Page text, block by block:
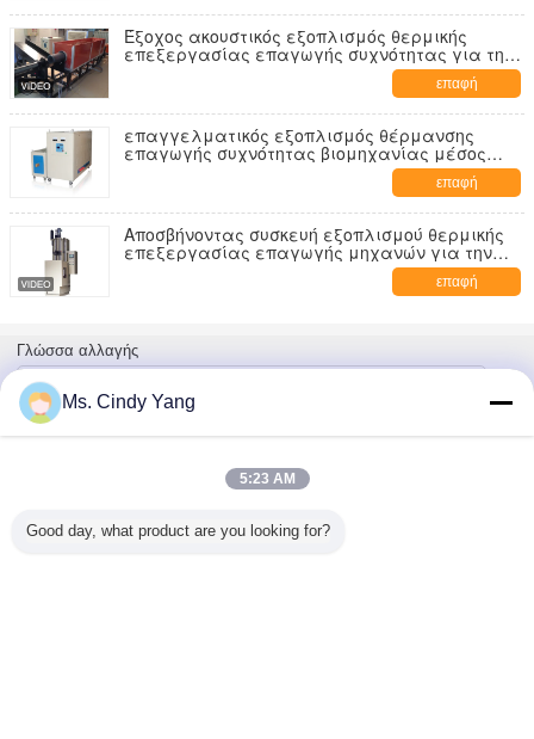
Έξοχος ακουστικός εξοπλισμός θερμικής
επεξεργασίας επαγωγής συχνότητας για την
επαφή
επαγγελματικός εξοπλισμός θέρμανσης
επαγωγής συχνότητας βιομηχανίας μέσος
επαφή
Αποσβήνοντας συσκευή εξοπλισμού θερμικής
επεξεργασίας επαγωγής μηχανών για την
επαφή
Γλώσσα αλλαγής
Greek
Άποψη υπολογιστών γραφείου
Ms. Cindy Yang
5:23 AM
Good day, what product are you looking for?